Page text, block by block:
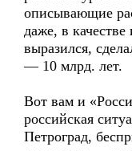
описывающие
даже, в качестве
выразился,
— 10 млрд. лет.
Вот вам и
российская
Петроград,